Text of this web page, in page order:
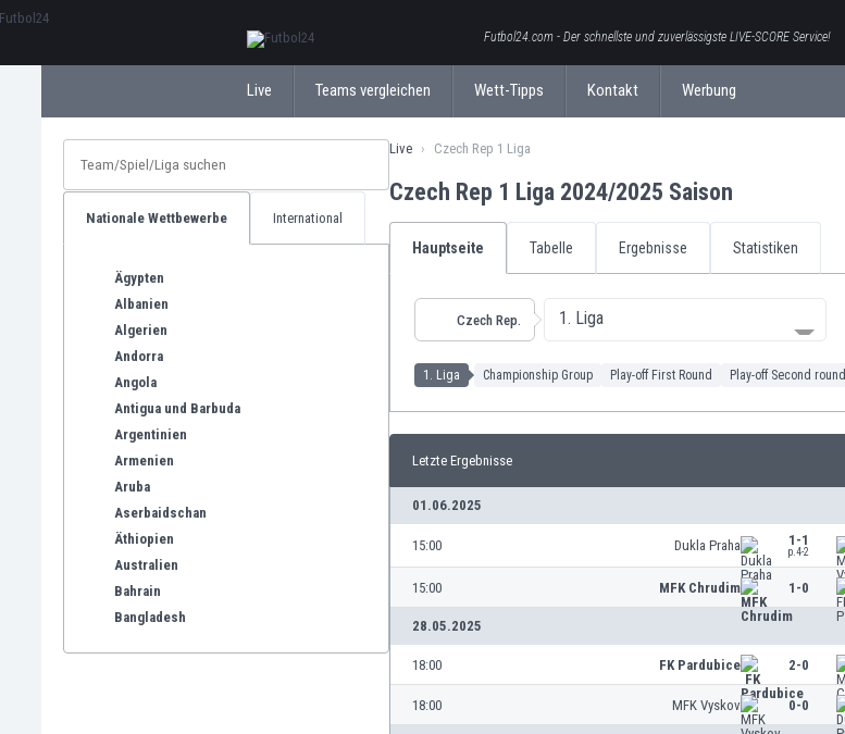
Futbol24.com - Der schnellste und zuverlässigste LIVE-SCORE Service!
Live Teams vergleichen Wett-Tipps Kontakt Werbung
Nationale Wettbewerbe International
Ägypten
Albanien
Algerien
Andorra
Angola
Antigua und Barbuda
Argentinien
Armenien
Aruba
Aserbaidschan
Äthiopien
Australien
Bahrain
Bangladesh
Live Czech Rep 1 Liga
Czech Rep 1 Liga 2024/2025 Saison
Hauptseite Tabelle Ergebnisse Statistiken
Czech Rep. 1. Liga
1. Liga Championship Group Play-off First Round Play-off Second round
Letzte Ergebnisse
01.06.2025
15:00 Dukla Praha 1-1
p.4-2
15:00 MFK Chrudim 1-0
28.05.2025
18:00 FK Pardubice 2-0
18:00 MFK Vyskov 0-0